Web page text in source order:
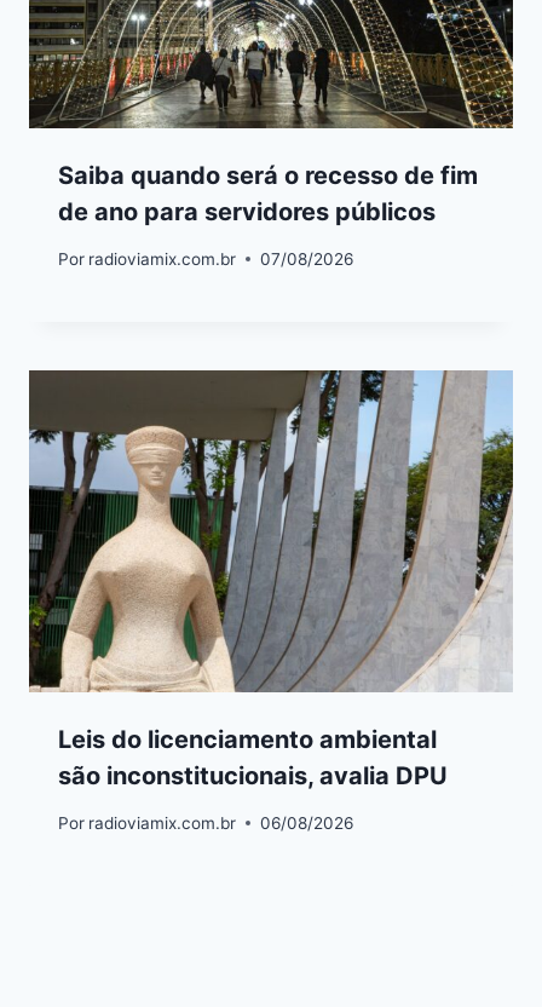
Saiba quando será o recesso de fim
de ano para servidores públicos
Por radioviamix.com.br 07/08/2026
Leis do licenciamento ambiental
são inconstitucionais, avalia DPU
Por radioviamix.com.br 06/08/2026